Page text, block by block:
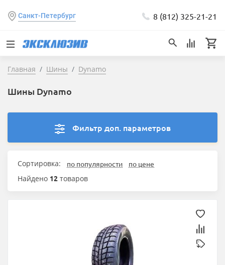
Санкт-Петербург 8 (812) 325-21-21
Главная Шины Dynamo
Шины Dynamo
Фильтр доп. параметров
Сортировка: по популярности по цене
Найдено 12 товаров